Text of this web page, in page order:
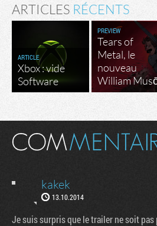
ARTICLES RÉCENTS
ARTICLE
Xbox : vide
Software
PREVIEW
Tears of
Metal, le
nouveau
William
Masquer les
kakek
13.10.2014
Je suis surpris que le trailer ne soit